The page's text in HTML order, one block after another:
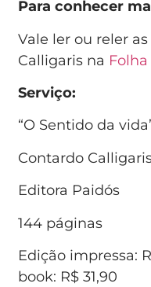
Para conhecer
Vale ler ou reler
Calligaris na
Serviço:
“O Sentido da
Contardo
Editora Paidós
144 páginas
Edição impressa:
book: R$ 31,90